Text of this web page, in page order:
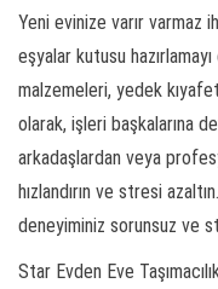
Yeni evinize varır varmaz
eşyalar kutusu
malzemeleri, yedek
olarak, işleri başkalarına
arkadaşlardan veya
hızlandırın ve stresi
deneyiminiz sorunsuz ve
Star Evden Eve